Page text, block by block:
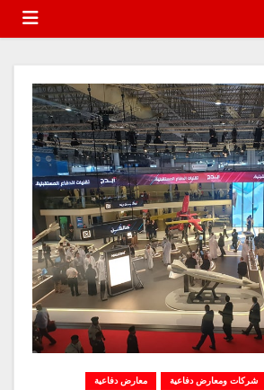
شركات ومعارض دفاعية معارض دفاعية